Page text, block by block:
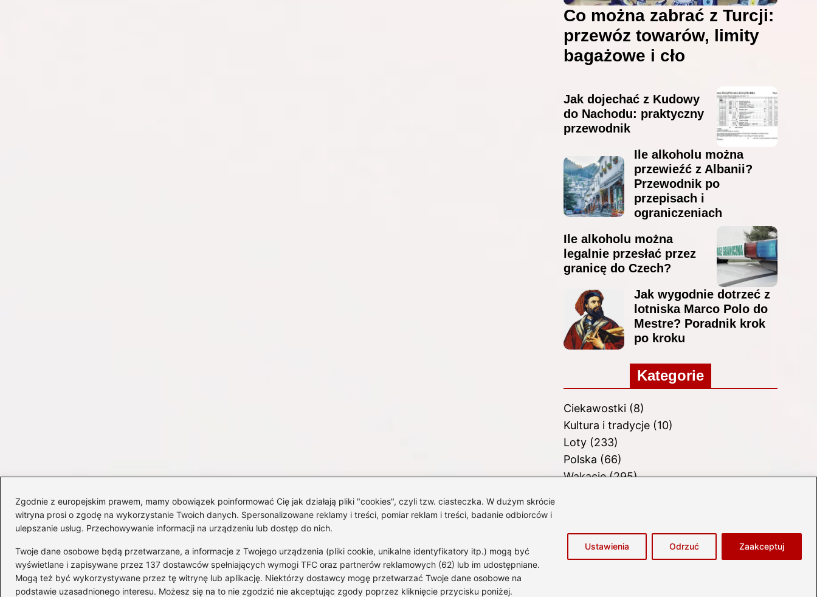
Zgodnie z europejskim prawem, mamy obowiązek poinformować Cię jak działają pliki "cookies", czyli tzw. ciasteczka. W dużym skrócie
witryna prosi o zgodę na wykorzystanie Twoich danych. Spersonalizowane reklamy i treści, pomiar reklam i treści, badanie odbiorców i
ulepszanie usług. Przechowywanie informacji na urządzeniu lub dostęp do nich.
Twoje dane osobowe będą przetwarzane, a informacje z Twojego urządzenia (pliki cookie, unikalne identyfikatory itp.) mogą być
wyświetlane i zapisywane przez 137 dostawców spełniających wymogi TFC oraz partnerów reklamowych (62) lub im udostępniane.
Mogą też być wykorzystywane przez tę witrynę lub aplikację. Niektórzy dostawcy mogę przetwarzać Twoje dane osobowe na
podstawie uzasadnionego interesu. Możesz się na to nie zgodzić nie akceptując zgody poprzez kliknięcie przycisku poniżej.
Ustawienia Odrzuć Zaakceptuj
Co można zabrać z Turcji:
przewóz towarów, limity
bagażowe i cło
Jak dojechać z Kudowy
do Nachodu: praktyczny
przewodnik
Ile alkoholu można
przewieźć z Albanii?
Przewodnik po
przepisach i
ograniczeniach
Ile alkoholu można
legalnie przesłać przez
granicę do Czech?
Jak wygodnie dotrzeć z
lotniska Marco Polo do
Mestre? Poradnik krok
po kroku
Kategorie
Ciekawostki(8)
Kultura i tradycje(10)
Loty(233)
Polska (66)
Wakacje(295)
Copyright © 2026 delta-travel.pl Strona główna